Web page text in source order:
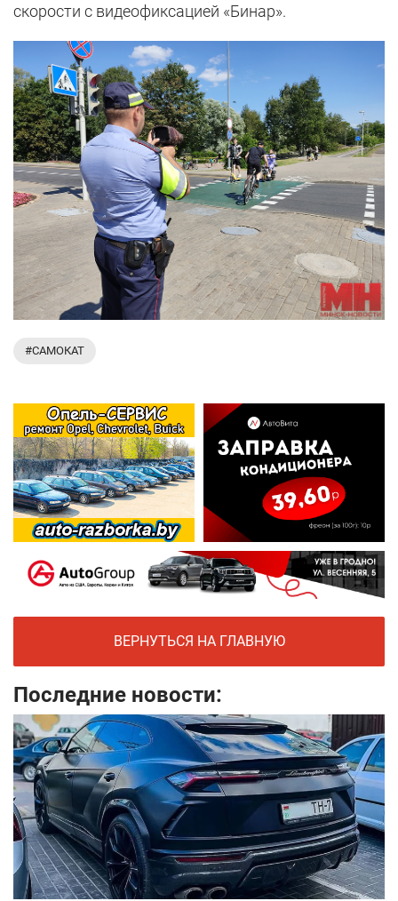
скорости с видеофиксацией «Бинар».
#САМОКАТ
ВЕРНУТЬСЯ НА ГЛАВНУЮ
Последние новости: